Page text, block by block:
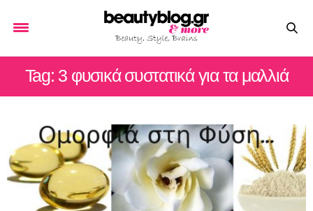
Tag: 3 φυσικά συστατικά για τα μαλλιά